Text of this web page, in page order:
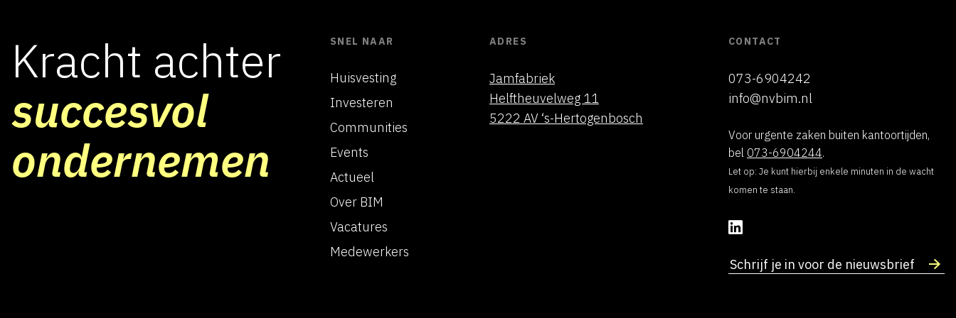
Kracht achter
succesvol
ondernemen
SNEL NAAR
Huisvesting
Investeren
Communities
Events
Actueel
Over BIM
Vacatures
Medewerkers
ADRES
Jamfabriek
Helftheuvelweg 11
5222 AV ‘s-Hertogenbosch
CONTACT
073-6904242
info@nvbim.nl
Voor urgente zaken buiten kantoortijden,
bel 073-6904244.
Let op: Je kunt hierbij enkele minuten in de wacht
komen te staan.